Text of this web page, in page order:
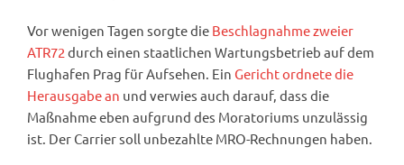
Vor wenigen Tagen sorgte die Beschlagnahme zweier
ATR72 durch einen staatlichen Wartungsbetrieb auf dem
Flughafen Prag für Aufsehen. Ein Gericht ordnete die
Herausgabe an und verwies auch darauf, dass die
Maßnahme eben aufgrund des Moratoriums unzulässig
ist. Der Carrier soll unbezahlte MRO-Rechnungen haben.